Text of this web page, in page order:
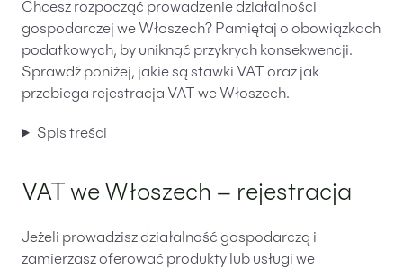
Chcesz rozpocząć prowadzenie działalności
gospodarczej we Włoszech? Pamiętaj o obowiązkach
podatkowych, by uniknąć przykrych konsekwencji.
Sprawdź poniżej, jakie są stawki VAT oraz jak
przebiega rejestracja VAT we Włoszech.
Spis treści
VAT we Włoszech – rejestracja
Jeżeli prowadzisz działalność gospodarczą i
zamierzasz oferować produkty lub usługi we